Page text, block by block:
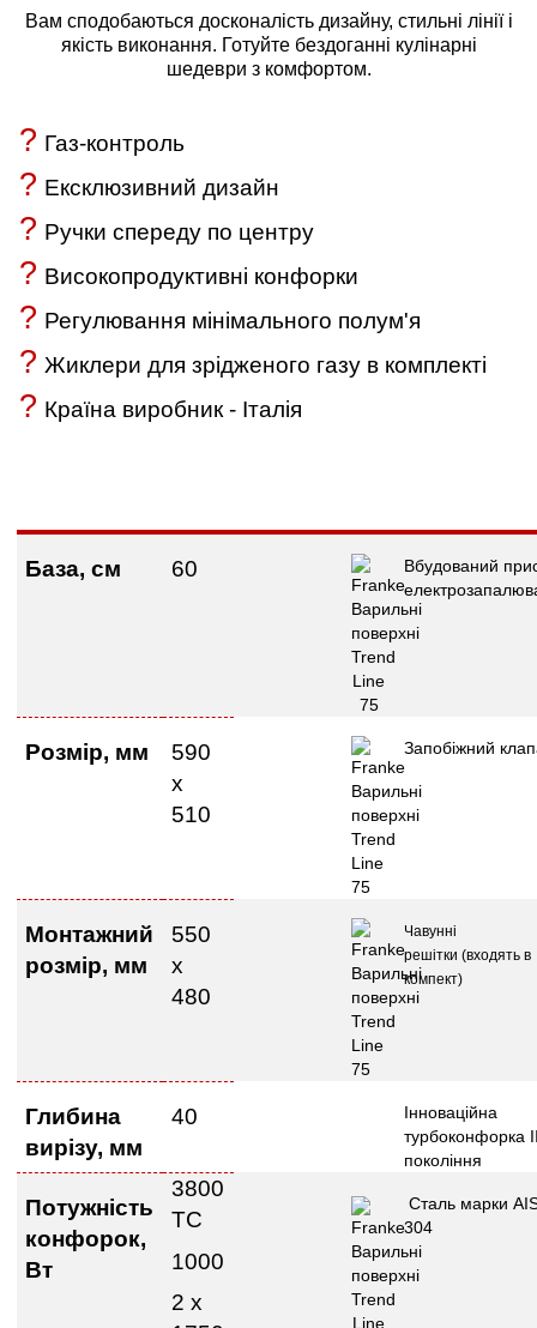
Вам сподобаються досконалість дизайну, стильні лінії і
якість виконання. Готуйте бездоганні кулінарні
шедеври з комфортом.
? Газ-контроль
? Ексклюзивний дизайн
? Ручки спереду по центру
? Високопродуктивні конфорки
? Регулювання мінімального полум'я
? Жиклери для зрідженого газу в комплекті
? Країна виробник - Італія
База, см 60
Вбудований
Розмір, мм
590
х
510
Запобіжний
Монтажний
розмір, мм
550
х
480
Чавунні
решітки (входять в
компект)
Глибина
вирізу, мм
40
Інноваційна
турбоконфорка
покоління
Потужність
конфорок,
Вт
3800
ТС
1000
2 х
Сталь марки
304